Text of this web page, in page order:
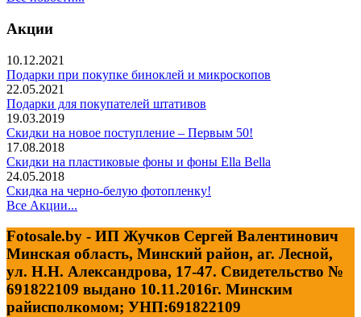
Акции
10.12.2021
Подарки при покупке биноклей и микроскопов
22.05.2021
Подарки для покупателей штативов
19.03.2019
Скидки на новое поступление – Первым 50!
17.08.2018
Скидки на пластиковые фоны и фоны Ella Bella
24.05.2018
Скидка на черно-белую фотопленку!
Все Акции...
Fotosale.by - ИП Жучков Сергей Валентинович
Минская область, Минский район, аг. Лесной,
ул. Н.Н. Александрова, 17-47. Свидетельство №
691822109 выдано 10.11.2016г. Минским
райисполкомом; УНП:691822109